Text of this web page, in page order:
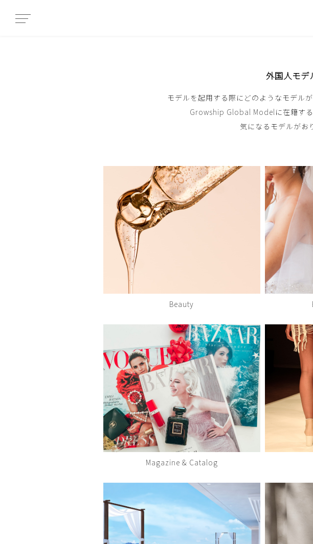
外国人モデ
モデルを起用する際にどのようなモデル
Growship Global Modelに在籍する
気になるモデルがお
Beauty
Magazine & Catalog